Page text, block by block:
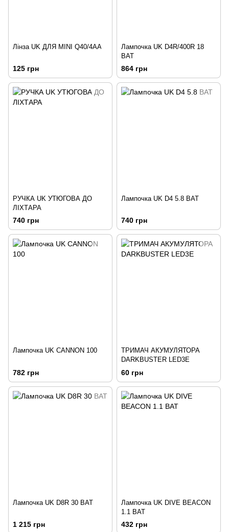
Лінза UK ДЛЯ MINI Q40/4AA
125 грн
Лампочка UK D4R/400R 18
ВАТ
864 грн
РУЧКА UK УТЮГОВА ДО
ЛІХТАРА
740 грн
Лампочка UK D4 5.8 ВАТ
740 грн
Лампочка UK CANNON 100
782 грн
ТРИМАЧ АКУМУЛЯТОРА
DARKBUSTER LED3Е
60 грн
Лампочка UK D8R 30 ВАТ
1 215 грн
Лампочка UK DIVE BEACON
1.1 ВАТ
432 грн